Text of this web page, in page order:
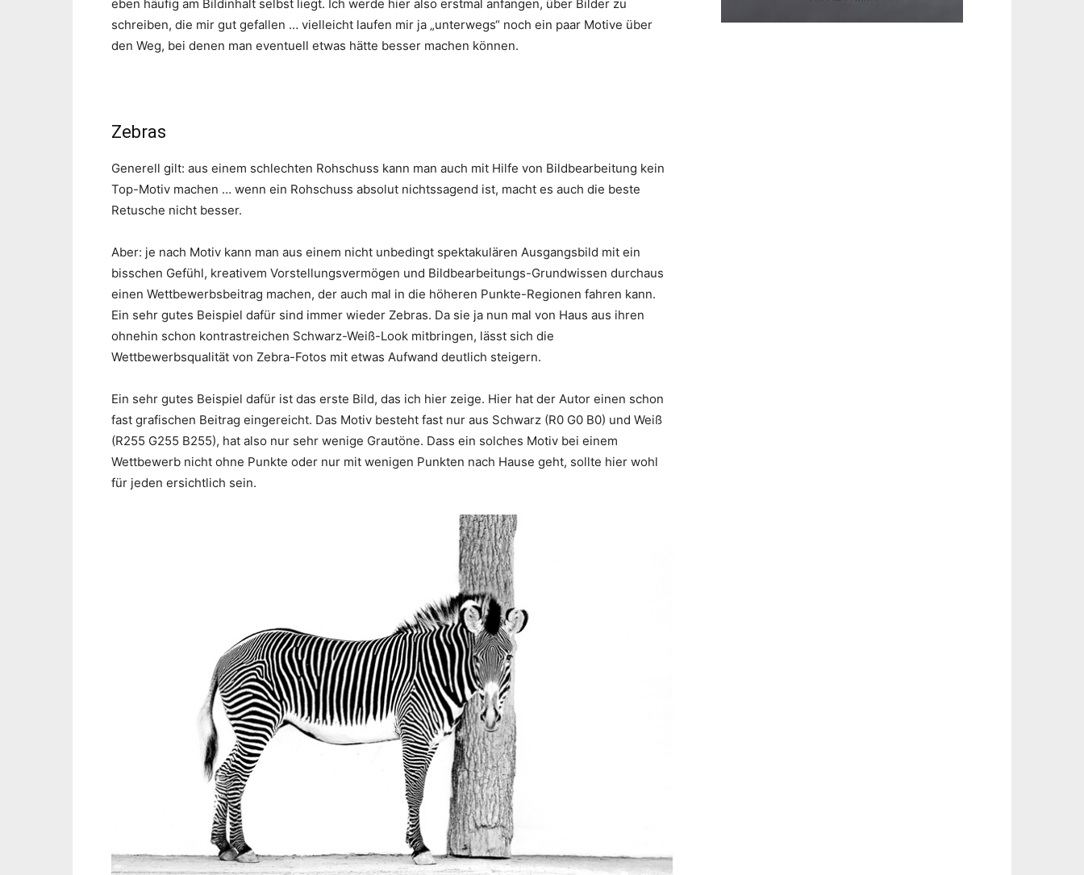
eben häufig am Bildinhalt selbst liegt. Ich werde hier also erstmal anfangen, über Bilder zu
schreiben, die mir gut gefallen … vielleicht laufen mir ja „unterwegs“ noch ein paar Motive über
den Weg, bei denen man eventuell etwas hätte besser machen können.
Zebras
Generell gilt: aus einem schlechten Rohschuss kann man auch mit Hilfe von Bildbearbeitung kein
Top-Motiv machen … wenn ein Rohschuss absolut nichtssagend ist, macht es auch die beste
Retusche nicht besser.
Aber: je nach Motiv kann man aus einem nicht unbedingt spektakulären Ausgangsbild mit ein
bisschen Gefühl, kreativem Vorstellungsvermögen und Bildbearbeitungs-Grundwissen durchaus
einen Wettbewerbsbeitrag machen, der auch mal in die höheren Punkte-Regionen fahren kann.
Ein sehr gutes Beispiel dafür sind immer wieder Zebras. Da sie ja nun mal von Haus aus ihren
ohnehin schon kontrastreichen Schwarz-Weiß-Look mitbringen, lässt sich die
Wettbewerbsqualität von Zebra-Fotos mit etwas Aufwand deutlich steigern.
Ein sehr gutes Beispiel dafür ist das erste Bild, das ich hier zeige. Hier hat der Autor einen schon
fast grafischen Beitrag eingereicht. Das Motiv besteht fast nur aus Schwarz (R0 G0 B0) und Weiß
(R255 G255 B255), hat also nur sehr wenige Grautöne. Dass ein solches Motiv bei einem
Wettbewerb nicht ohne Punkte oder nur mit wenigen Punkten nach Hause geht, sollte hier wohl
für jeden ersichtlich sein.